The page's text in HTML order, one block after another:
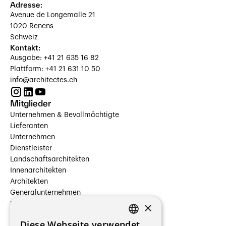
Adresse:
Avenue de Longemalle 21
1020 Renens
Schweiz
Kontakt:
Ausgabe: +41 21 635 16 82
Plattform: +41 21 631 10 50
info@architectes.ch
Mitglieder
Unternehmen & Bevollmächtigte
Lieferanten
Unternehmen
Dienstleister
Landschaftsarchitekten
Innenarchitekten
Architekten
Generalunternehmen
Beauftragte Unternehmen
×